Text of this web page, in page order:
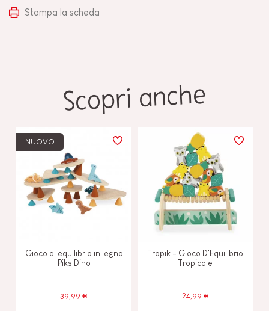
Stampa la scheda
Scopri anche
NUOVO
Gioco di equilibrio in legno
Piks Dino
39,99 €
Tropik - Gioco D'Equilibrio
Tropicale
24,99 €